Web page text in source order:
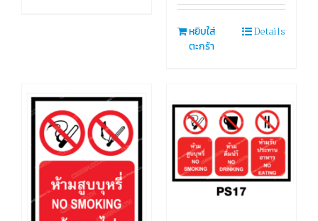
หยิบใส่
ตะกร้า
Details